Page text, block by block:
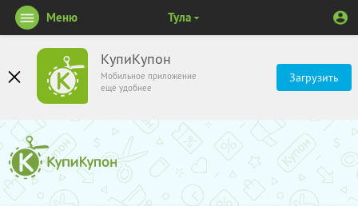
КупиКупон
Мобильное приложение
ещё удобнее
Загрузить
Меню Тула